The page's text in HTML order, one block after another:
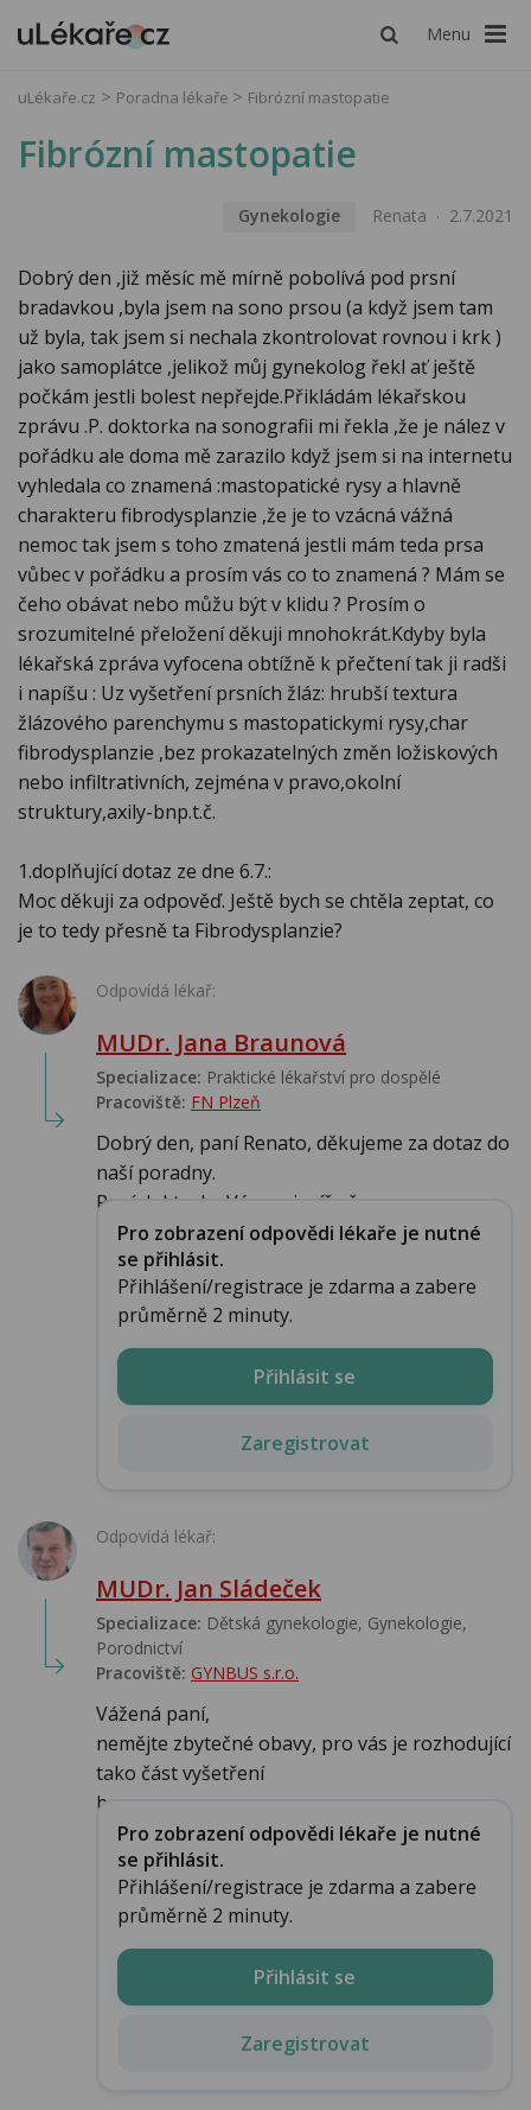
Menu
uLékaře.cz Poradna lékaře Fibrózní mastopatie
Fibrózní mastopatie
Gynekologie Renata 2.7.2021
Dobrý den ,již měsíc mě mírně pobolívá pod prsní
bradavkou ,byla jsem na sono prsou (a když jsem tam
už byla, tak jsem si nechala zkontrolovat rovnou i krk )
jako samoplátce ,jelikož můj gynekolog řekl ať ještě
počkám jestli bolest nepřejde.Přikládám lékařskou
zprávu .P. doktorka na sonografii mi řekla ,že je nález v
pořádku ale doma mě zarazilo když jsem si na internetu
vyhledala co znamená :mastopatické rysy a hlavně
charakteru fibrodysplanzie ,že je to vzácná vážná
nemoc tak jsem s toho zmatená jestli mám teda prsa
vůbec v pořádku a prosím vás co to znamená ? Mám se
čeho obávat nebo můžu být v klidu ? Prosím o
srozumitelné přeložení děkuji mnohokrát.Kdyby byla
lékařská zpráva vyfocena obtížně k přečtení tak ji radši
i napíšu : Uz vyšetření prsních žláz: hrubší textura
žlázového parenchymu s mastopatickymi rysy,char
fibrodysplanzie ,bez prokazatelných změn ložiskových
nebo infiltrativních, zejména v pravo,okolní
struktury,axily-bnp.t.č.
1.doplňující dotaz ze dne 6.7.:
Moc děkuji za odpověď. Ještě bych se chtěla zeptat, co
je to tedy přesně ta Fibrodysplanzie?
Odpovídá lékař:
MUDr. Jana Braunová
Specializace: Praktické lékařství pro dospělé
Pracoviště: FN Plzeň
Dobrý den, paní Renato, děkujeme za dotaz do
naší poradny.
Paní doktorka Vám nejspíše ře...
Pro zobrazení odpovědi lékaře je nutné
se přihlásit.
Přihlášení/registrace je zdarma a zabere
průměrně 2 minuty.
Přihlásit se
Zaregistrovat
Odpovídá lékař:
MUDr. Jan Sládeček
Specializace: Dětská gynekologie, Gynekologie,
Porodnictví
Pracoviště: GYNBUS s.r.o.
Vážená paní,
nemějte zbytečné obavy, pro vás je rozhodující
tako část vyšetření
bez...
Pro zobrazení odpovědi lékaře je nutné
se přihlásit.
Přihlášení/registrace je zdarma a zabere
průměrně 2 minuty.
Přihlásit se
Zaregistrovat